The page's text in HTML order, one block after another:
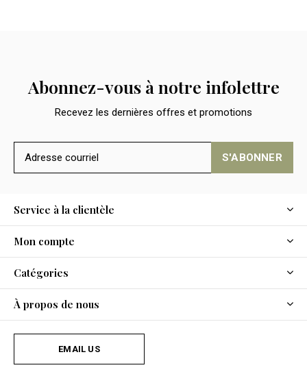
Abonnez-vous à notre infolettre
Recevez les dernières offres et promotions
S'ABONNER
Service à la clientèle
Mon compte
Catégories
À propos de nous
EMAIL US